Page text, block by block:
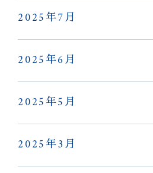
2025年7月
2025年6月
2025年5月
2025年3月